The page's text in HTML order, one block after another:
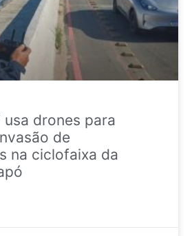
usa drones para
de
na ciclofaixa da